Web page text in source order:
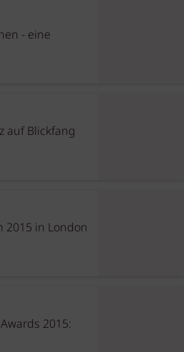
- eine
auf Blickfang
2015 in London
2015: